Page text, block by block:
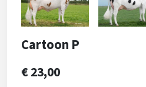
Cartoon P
€ 23,00